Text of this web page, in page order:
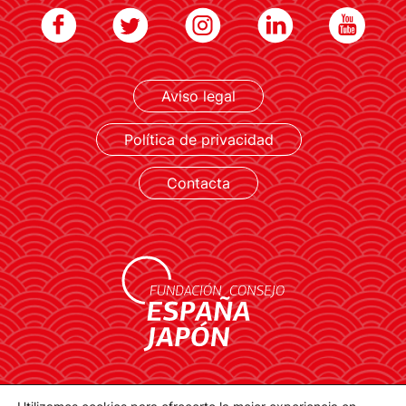
LEER MÁS Aviso legal
Política de privacidad
Contacta